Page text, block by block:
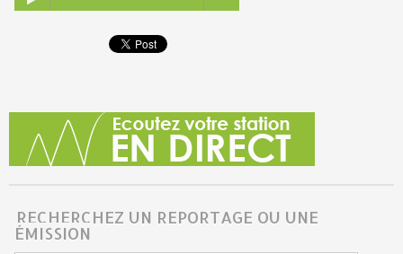
RECHERCHEZ UN REPORTAGE OU UNE
ÉMISSION